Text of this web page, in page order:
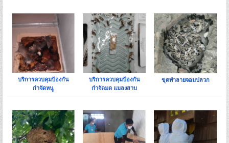
บริการควบคุมป้องกัน
กำจัดหนู
บริการควบคุมป้องกัน
กำจัดมด แมลงสาบ
ขุดทำลายจอมปลวก